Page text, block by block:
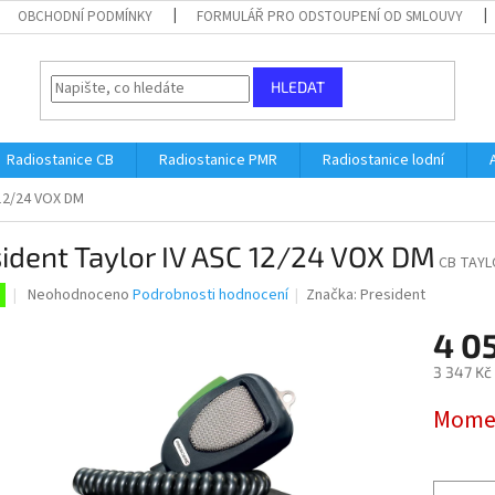
OBCHODNÍ PODMÍNKY FORMULÁŘ PRO ODSTOUPENÍ OD SMLOUVY
HLEDAT
Radiostanice CB Radiostanice PMR Radiostanice lodní
24 VOX DM
Taylor IV ASC 12/24 VOX DM CB
Průměrné
Neohodnoceno Podrobnosti hodnocení Značka:President
4
3 347 Kč
cena: